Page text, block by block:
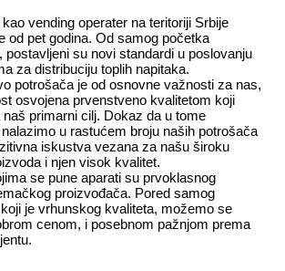
vending operater na teritoriji Srbije
od pet godina. Od samog početka
postavljeni su novi standardi u poslovanju
za distribuciju toplih napitaka.
potrošača je od osnovne važnosti za nas,
osvojena prvenstveno kvalitetom koji
naš primarni cilj. Dokaz da u tome
u rastućem broju naših potrošača
iskustva vezana za našu široku
i njen visok kvalitet.
se pune aparati su prvoklasnog
proizvođača. Pored samog
je vrhunskog kvaliteta, možemo se
cenom, i posebnom pažnjom prema